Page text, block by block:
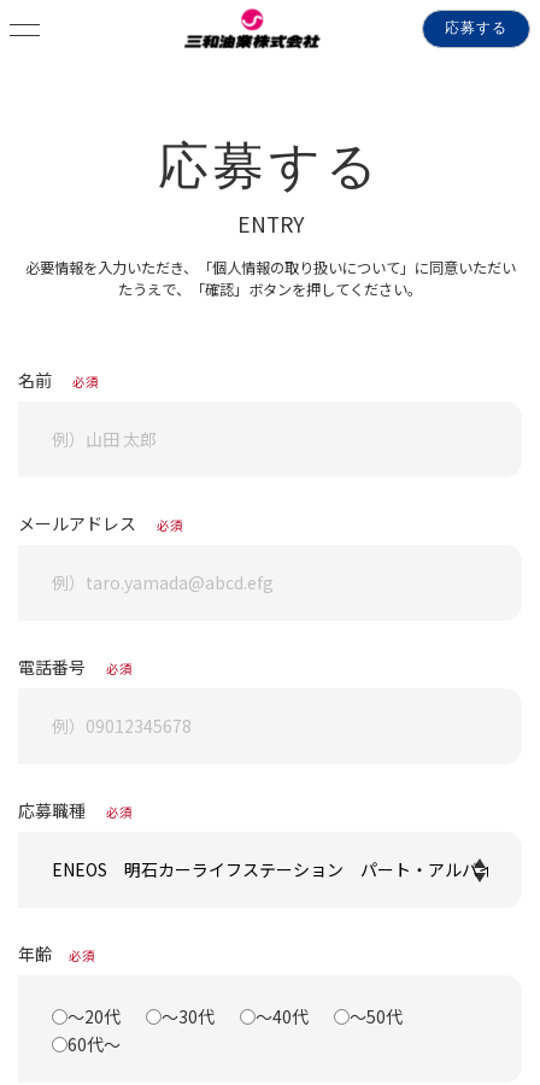
応募する
応募する
ENTRY
必要情報を入力いただき、「個人情報の取り扱いについて」に同意いただい
たうえで、「確認」ボタンを押してください。
名前 必須
メールアドレス 必須
電話番号 必須
応募職種 必須
年齢 必須
～20代 ～30代 ～40代
～50代
60代～